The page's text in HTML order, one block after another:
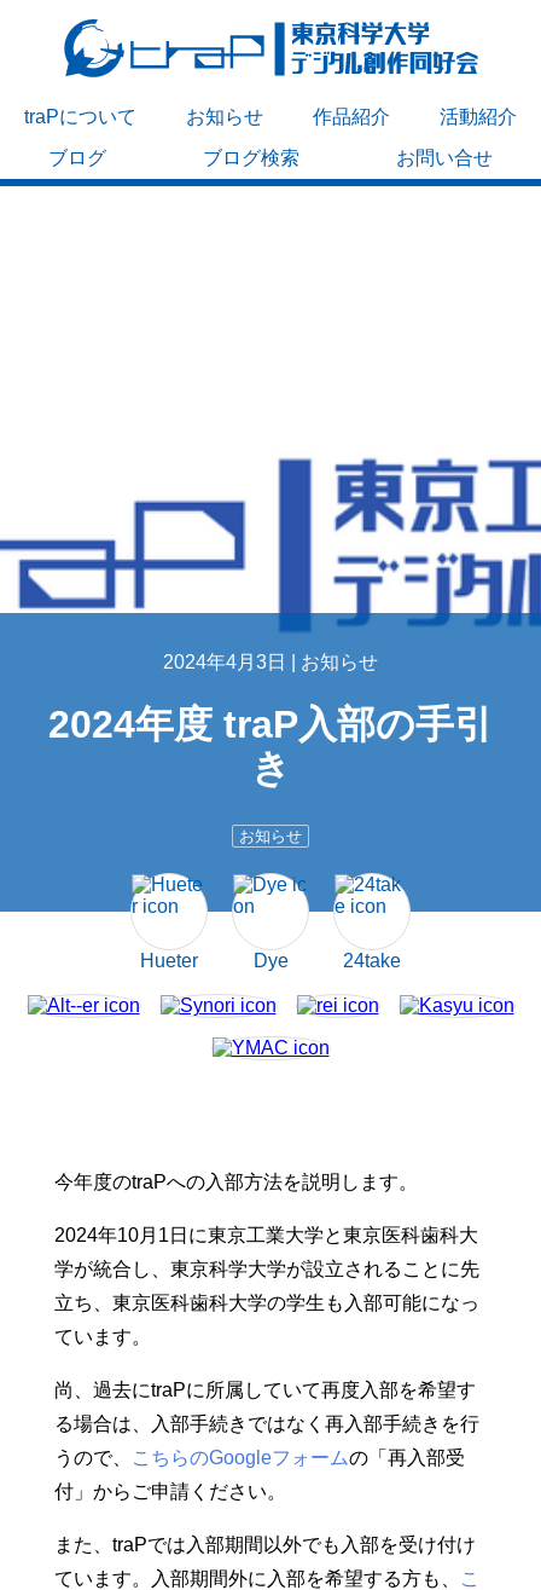
traPについて お知らせ 作品紹介
活動紹介
ブログ
ブログ検索 お問い合せ
2024年4月3日 | お知らせ
2024年度 traP入部の手引
き
お知らせ
Hueter Dye 24take
今年度のtraPへの入部方法を説明します。
2024年10月1日に東京工業大学と東京医科歯科大
学が統合し、東京科学大学が設立されることに先
立ち、東京医科歯科大学の学生も入部可能になっ
ています。
尚、過去にtraPに所属していて再度入部を希望す
る場合は、入部手続きではなく再入部手続きを行
うので、
こちらのGoogleフォームの「再入部受
付」からご申請ください。
また、traPでは入部期間以外でも入部を受け付け
ています。入部期間外に入部を希望する方も、
こ